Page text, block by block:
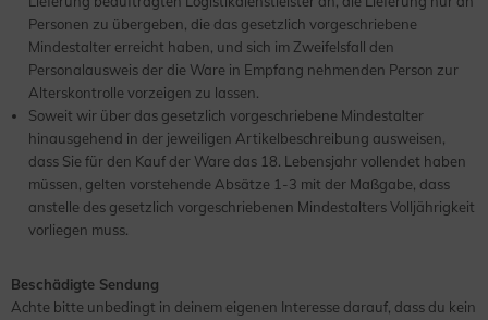
Personen zu übergeben, die das gesetzlich vorgeschriebene
Mindestalter erreicht haben, und sich im Zweifelsfall den
Personalausweis der die Ware in Empfang nehmenden Person zur
Alterskontrolle vorzeigen zu lassen.
Soweit wir über das gesetzlich vorgeschriebene Mindestalter
hinausgehend in der jeweiligen Artikelbeschreibung ausweisen,
dass Sie für den Kauf der Ware das 18. Lebensjahr vollendet haben
müssen, gelten vorstehende Absätze 1-3 mit der Maßgabe, dass
anstelle des gesetzlich vorgeschriebenen Mindestalters Volljährigkeit
vorliegen muss.
Beschädigte Sendung
Achte bitte unbedingt in deinem eigenen Interesse darauf, dass du kein